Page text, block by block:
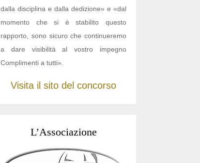
dalla disciplina e dalla dedizione» e «dal
momento che si è stabilito questo
rapporto, sono sicuro che continueremo
a dare visibilità al vostro impegno
Complimenti a tutti».
Visita il sito del concorso
L’Associazione